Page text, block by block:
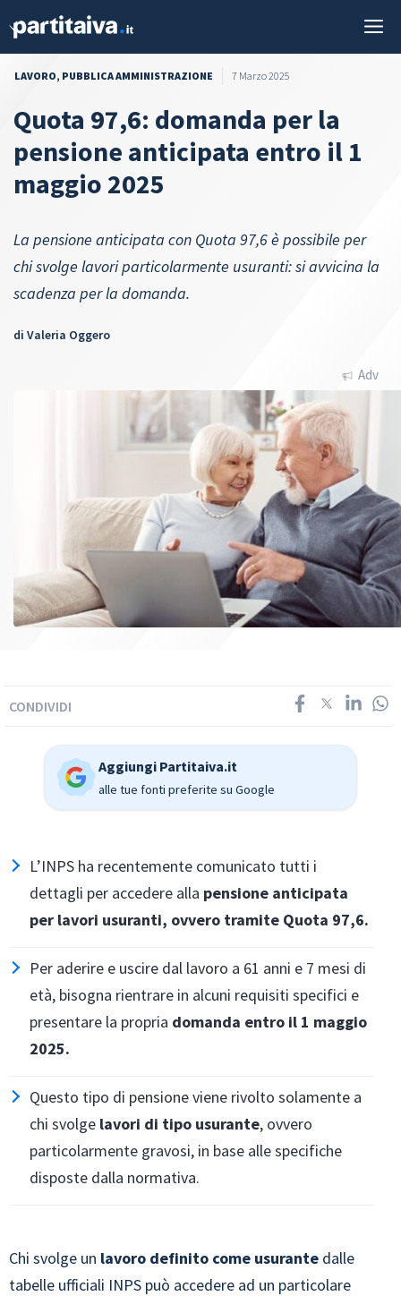
LAVORO, PUBBLICA AMMINISTRAZIONE 7 Marzo 2025
Quota 97,6: domanda per la
pensione anticipata entro il 1
maggio 2025
La pensione anticipata con Quota 97,6 è possibile per
chi svolge lavori particolarmente usuranti: si avvicina la
scadenza per la domanda.
di Valeria Oggero
Adv
CONDIVIDI
Aggiungi Partitaiva.it
alle tue fonti preferite su Google
L’INPS ha recentemente comunicato tutti i
dettagli per accedere alla pensione anticipata
per lavori usuranti, ovvero tramite Quota 97,6.
Per aderire e uscire dal lavoro a 61 anni e 7 mesi di
età, bisogna rientrare in alcuni requisiti specifici e
presentare la propria domanda entro il 1 maggio
2025.
Questo tipo di pensione viene rivolto solamente a
chi svolge lavori di tipo usurante, ovvero
particolarmente gravosi, in base alle specifiche
disposte dalla normativa.
Chi svolge un lavoro definito come usurante dalle
tabelle ufficiali INPS può accedere ad un particolare